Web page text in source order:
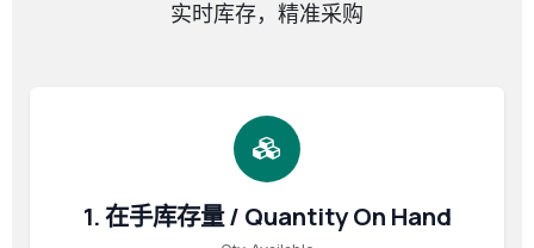
实时库存，精准采购
1. 在手库存量 / Quantity On Hand